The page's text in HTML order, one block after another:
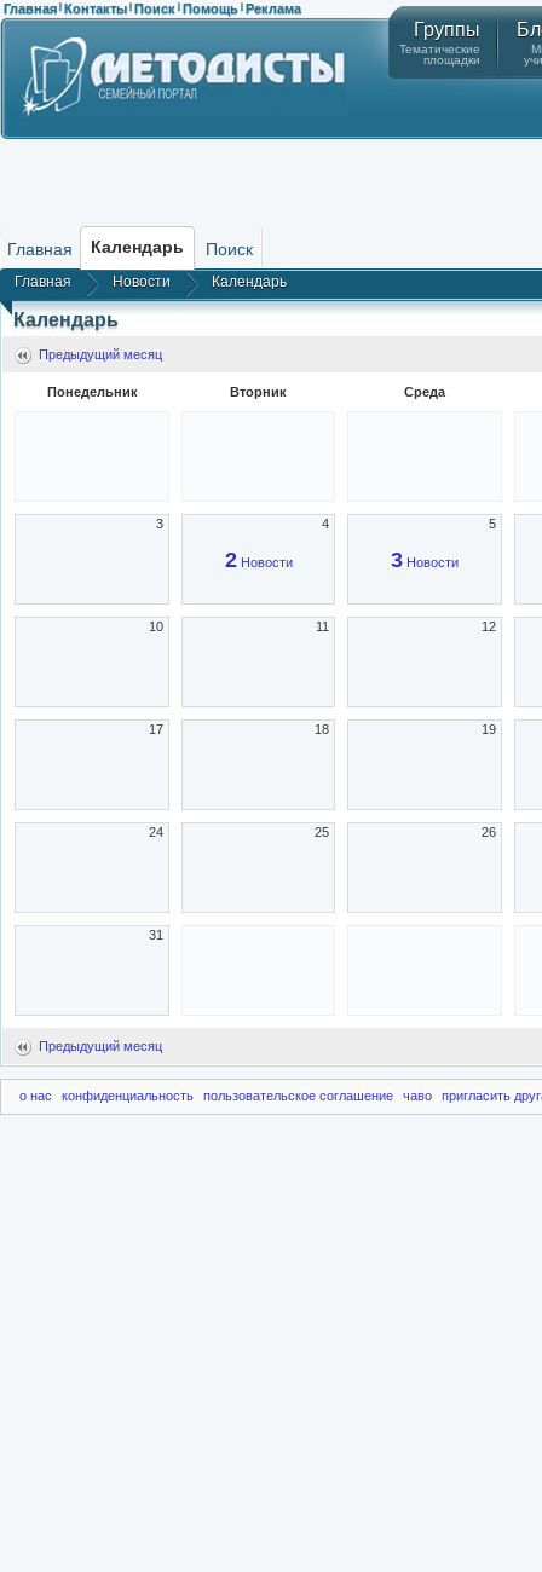
Главная | Контакты | Поиск | Помощь | Реклама
Группы
Тематические
площадки
Главная Календарь Поиск
Главная Новости Календарь
Календарь
Предыдущий месяц
Понедельник Вторник Среда
3 4
2Новости
5
3 Новости
10 11 12
17 18 19
24 25 26
31
Предыдущий месяц
о нас конфиденциальность пользовательское соглашение чаво пригласить